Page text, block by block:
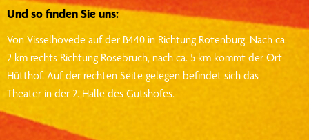
Und so finden Sie uns:
Von Visselhövede auf der B440 in Richtung Rotenburg. Nach ca.
2 km rechts Richtung Rosebruch, nach ca. 5 km kommt der Ort
Hütthof. Auf der rechten Seite gelegen befindet sich das
Theater in der 2. Halle des Gutshofes.